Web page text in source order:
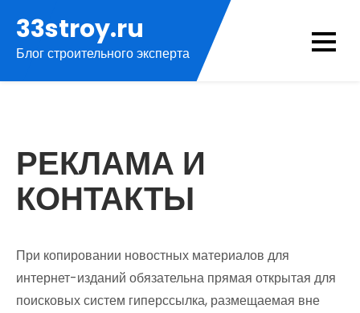
содержимому
33stroy.ru
Блог строительного эксперта
РЕКЛАМА И
КОНТАКТЫ
При копировании новостных материалов для
интернет-изданий обязательна прямая открытая для
поисковых систем гиперссылка, размещаемая вне